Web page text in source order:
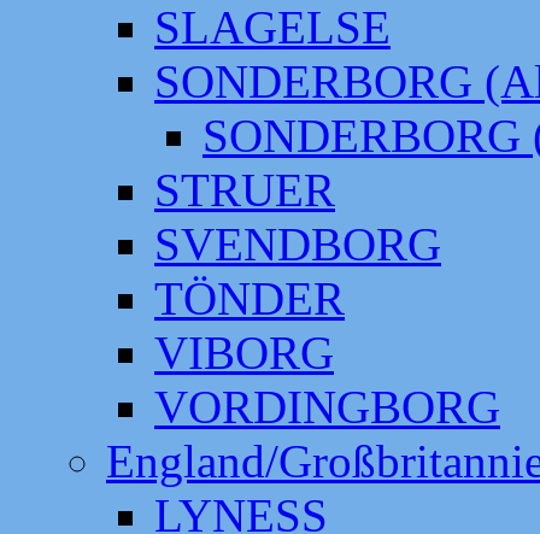
SLAGELSE
SONDERBORG
SONDERBORG
STRUER
SVENDBORG
TÖNDER
VIBORG
VORDINGBORG
England/
LYNESS